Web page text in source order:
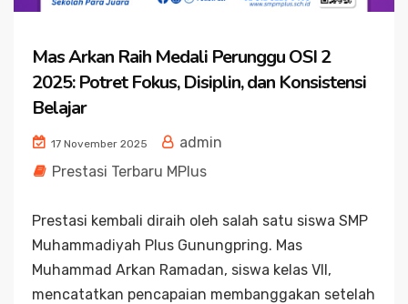
Mas Arkan Raih Medali Perunggu OSI 2
2025: Potret Fokus, Disiplin, dan Konsistensi
Belajar
17 November 2025
admin
Prestasi Terbaru MPlus
Prestasi kembali diraih oleh salah satu siswa SMP
Muhammadiyah Plus Gunungpring. Mas
Muhammad Arkan Ramadan, siswa kelas VII,
mencatatkan pencapaian membanggakan setelah